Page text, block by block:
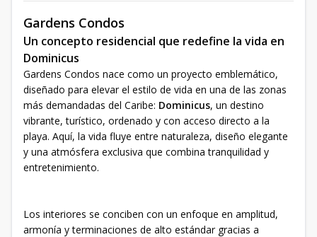
Gardens Condos
Un concepto residencial que redefine la vida en
Dominicus
Gardens Condos nace como un proyecto emblemático,
diseñado para elevar el estilo de vida en una de las zonas
más demandadas del Caribe: Dominicus, un destino
vibrante, turístico, ordenado y con acceso directo a la
playa. Aquí, la vida fluye entre naturaleza, diseño elegante
y una atmósfera exclusiva que combina tranquilidad y
entretenimiento.
Los interiores se conciben con un enfoque en amplitud,
armonía y terminaciones de alto estándar gracias a